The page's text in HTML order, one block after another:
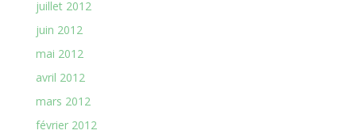
juillet 2012
juin 2012
mai 2012
avril 2012
mars 2012
février 2012